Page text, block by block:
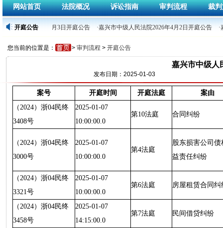
网站首页 法院概况 诉讼指南 审判流程 裁
开庭公告
人民法院2026年4月3日开庭公告 ·嘉兴市中级人民法院2026年4月2日开庭公告
您当前的位置是： > 审判流程 > 开庭公告
嘉兴市中级人
发布日期：2025-01-03
案号 开庭时间 开庭法庭
案由
（2024）浙04民终
3408号
2025-01-07
10:00:00.0
第10法庭 合同纠纷
（2024）浙04民终
3000号
2025-01-07
10:00:00.0
第4法庭
股东损害公司债
益责任纠纷
（2024）浙04民终
3321号
2025-01-07
10:00:00.0
第6法庭 房屋租赁合同纠
（2024）浙04民终
3458号
2025-01-07
14:15:00.0
第7法庭 民间借贷纠纷